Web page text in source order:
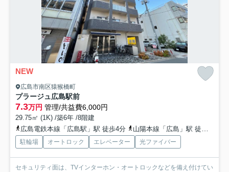
NEW
広島市南区猿猴橋町
プラージュ広島駅前
7.3万円 管理/共益費6,000円
29.75㎡ (1K) /築6年 /8階建
広島電鉄本線「広島駅」駅 徒歩4分
山陽本線「広島」駅 徒歩4分
駐輪場 オートロック エレベーター 光ファイバー
セキュリティ面は、TVインターホン・オートロックなどを備え付けてい